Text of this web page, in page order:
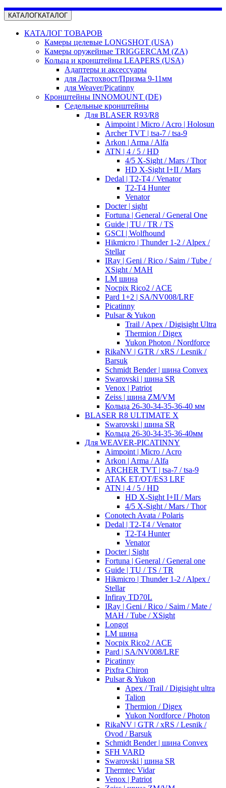
КАТАЛОГКАТАЛОГ
КАТАЛОГ ТОВАРОВ
Камеры целевые LONGSHOT (USA)
Камеры оружейные TRIGGERCAM (ZA)
Кольца и кронштейны LEAPERS (USA)
Адаптеры и аксессуары
для Ластохвост/Призма 9-11мм
для Weaver/Picatinny
Кронштейны INNOMOUNT (DE)
Седельные кронштейны
Для BLASER R93/R8
Aimpoint | Micro / Acro | Holosun
Archer TVT | tsa-7 / tsa-9
Arkon | Arma / Alfa
ATN | 4 / 5 / HD
4/5 X-Sight / Mars / Thor
HD X-Sight I+II / Mars
Dedal | T2-T4 / Venator
T2-T4 Hunter
Venator
Docter | sight
Fortuna | General / General One
Guide | TU / TR / TS
GSCI | Wolfhound
Hikmicro | Thunder 1-2 / Alpex /
Stellar
IRay | Geni / Rico / Saim / Tube /
XSight / MAH
LM шина
Nocpix Rico2 / ACE
Pard 1+2 | SA/NV008/LRF
Picatinny
Pulsar & Yukon
Trail / Apex / Digisight Ultra
Thermion / Digex
Yukon Photon / Nordforce
RikaNV | GTR / xRS / Lesnik /
Barsuk
Schmidt Bender | шина Convex
Swarovski | шина SR
Venox | Patriot
Zeiss | шина ZM/VM
Кольца 26-30-34-35-36-40 мм
BLASER R8 ULTIMATE X
Swarovski | шина SR
Кольца 26-30-34-35-36-40мм
Для WEAVER-PICATINNY
Aimpoint | Micro / Acro
Arkon | Arma / Alfa
ARCHER TVT | tsa-7 / tsa-9
ATAK ET/OT/ES3 LRF
ATN | 4 / 5 / HD
HD X-Sight I+II / Mars
4/5 X-Sight / Mars / Thor
Conotech Avata / Polaris
Dedal | T2-T4 / Venator
T2-T4 Hunter
Venator
Docter | Sight
Fortuna | General / General one
Guide | TU / TS / TR
Hikmicro | Thunder 1-2 / Alpex /
Stellar
Infiray TD70L
IRay | Geni / Rico / Saim / Mate /
MAH / Tube / XSight
Longot
LM шина
Nocpix Rico2 / ACE
Pard | SA/NV008/LRF
Picatinny
Pixfra Chiron
Pulsar & Yukon
Apex / Trail / Digisight ultra
Talion
Thermion / Digex
Yukon Nordforce / Photon
RikaNV | GTR / xRS / Lesnik /
Ovod / Barsuk
Schmidt Bender | шина Convex
SFH VARD
Swarovski | шина SR
Thermtec Vidar
Venox | Patriot